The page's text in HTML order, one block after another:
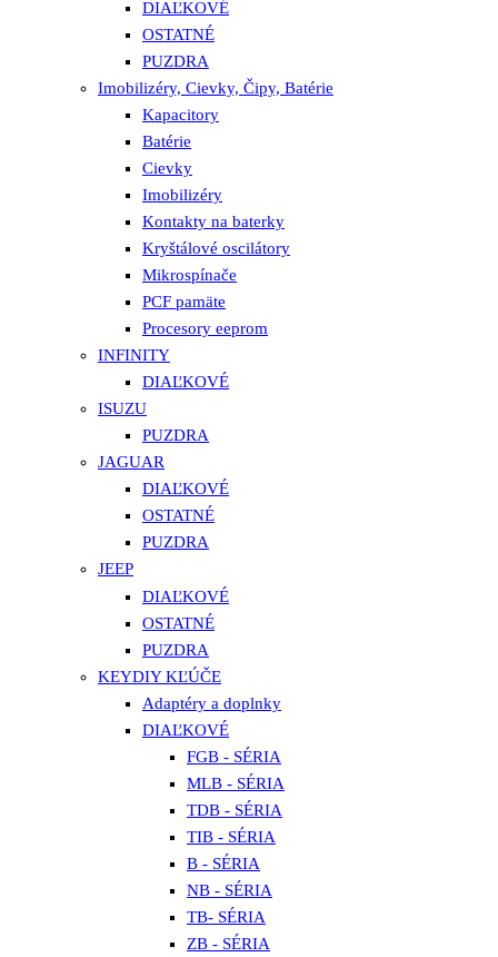
DIAĽKOVÉ
OSTATNÉ
PUZDRA
Imobilizéry, Cievky, Čipy, Batérie
Kapacitory
Batérie
Cievky
Imobilizéry
Kontakty na baterky
Kryštálové oscilátory
Mikrospínače
PCF pamäte
Procesory eeprom
INFINITY
DIAĽKOVÉ
ISUZU
PUZDRA
JAGUAR
DIAĽKOVÉ
OSTATNÉ
PUZDRA
JEEP
DIAĽKOVÉ
OSTATNÉ
PUZDRA
KEYDIY KĽÚČE
Adaptéry a doplnky
DIAĽKOVÉ
FGB - SÉRIA
MLB - SÉRIA
TDB - SÉRIA
TIB - SÉRIA
B - SÉRIA
NB - SÉRIA
TB- SÉRIA
ZB - SÉRIA